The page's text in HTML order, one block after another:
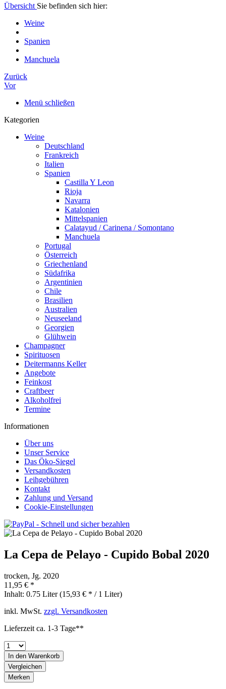
Übersicht Sie befinden sich hier:
Weine
Spanien
Manchuela
Zurück
Vor
Menü schließen
Kategorien
Weine
Deutschland
Frankreich
Italien
Spanien
Castilla Y Leon
Rioja
Navarra
Katalonien
Mittelspanien
Calatayud / Carinena / Somontano
Manchuela
Portugal
Österreich
Griechenland
Südafrika
Argentinien
Chile
Brasilien
Australien
Neuseeland
Georgien
Glühwein
Champagner
Spirituosen
Deitermanns Keller
Angebote
Feinkost
Craftbeer
Alkoholfrei
Termine
Informationen
Über uns
Unser Service
Das Öko-Siegel
Versandkosten
Leihgebühren
Kontakt
Zahlung und Versand
Cookie-Einstellungen
La Cepa de Pelayo - Cupido Bobal 2020
trocken, Jg. 2020
11,95 € *
Inhalt: 0.75 Liter (15,93 € * / 1 Liter)
inkl. MwSt. zzgl. Versandkosten
Lieferzeit ca. 1-3 Tage**
In den Warenkorb
Vergleichen
Merken